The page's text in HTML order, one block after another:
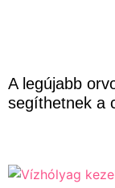
A legújabb
segíthetnek a